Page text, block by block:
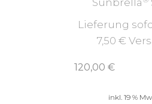
Sunbrella
Lieferung
7,50 €
120,00 €
inkl. 19 %